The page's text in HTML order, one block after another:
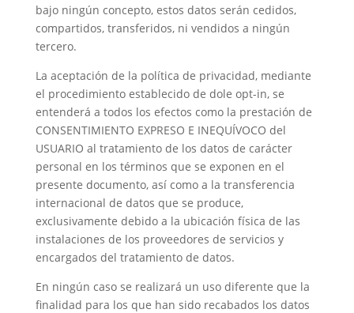
bajo ningún concepto, estos datos serán cedidos,
compartidos, transferidos, ni vendidos a ningún
tercero.
La aceptación de la política de privacidad, mediante
el procedimiento establecido de dole opt-in, se
entenderá a todos los efectos como la prestación de
CONSENTIMIENTO EXPRESO E INEQUÍVOCO del
USUARIO al tratamiento de los datos de carácter
personal en los términos que se exponen en el
presente documento, así como a la transferencia
internacional de datos que se produce,
exclusivamente debido a la ubicación física de las
instalaciones de los proveedores de servicios y
encargados del tratamiento de datos.
En ningún caso se realizará un uso diferente que la
finalidad para los que han sido recabados los datos